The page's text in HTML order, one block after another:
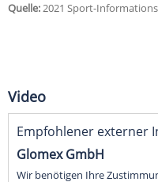
Quelle:2021 Sport-
Video
Empfohlener externer
Glomex GmbH
Wir benötigen Ihre